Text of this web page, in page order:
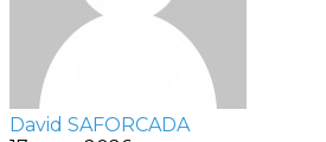
David SAFORCADA